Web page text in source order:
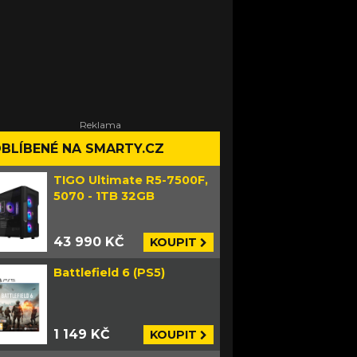
NA SMARTY.CZ
TIGO Ultimate R5-7500F,
5070 - 1TB 32GB
43 990 KČ KOUPIT
Battlefield 6 (PS5)
1 149 KČ KOUPIT